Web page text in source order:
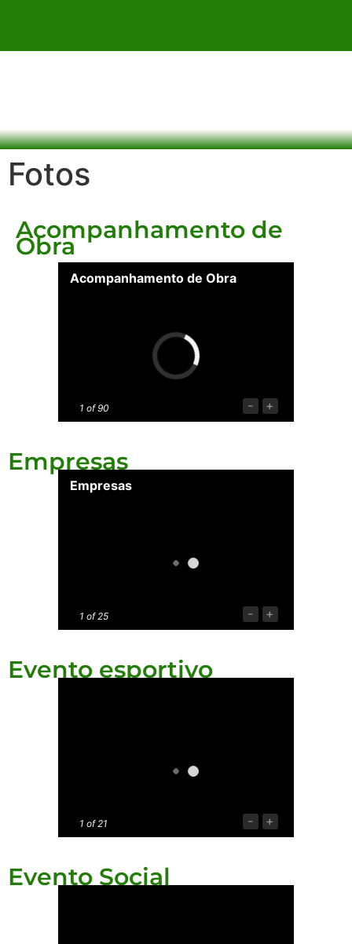
Fotos
Acompanhamento de
Obra
Acompanhamento de Obra
1 of 90 - +
Empresas
Empresas
1 of 25 - +
Evento esportivo
1 of 21 - +
Evento Social